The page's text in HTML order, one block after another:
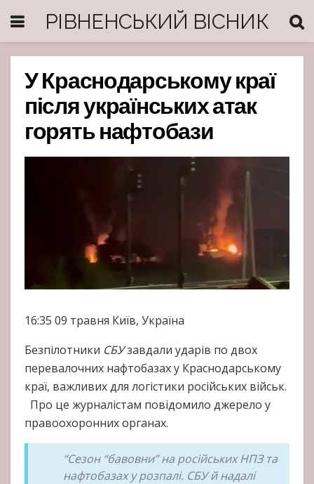
РІВНЕНСЬКИЙ ВІСНИК
У Краснодарському краї
після українських атак
горять нафтобази
16:35 09 травня Київ, Україна
Безпілотники СБУзавдали ударів по двох
перевалочних нафтобазах у Краснодарському
краї, важливих для логістики російських військ.
Про це журналістам повідомило джерело у
правоохоронних органах.
“Сезон “бавовни” на російськихНПЗта
нафтобазах у розпалі. СБУ й надалі